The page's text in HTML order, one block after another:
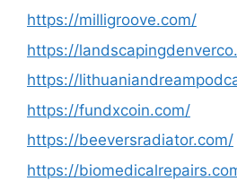
https://milligroove.com/
https://
https://
https://fundxcoin.com/
https://beeversradiator.com/
https://